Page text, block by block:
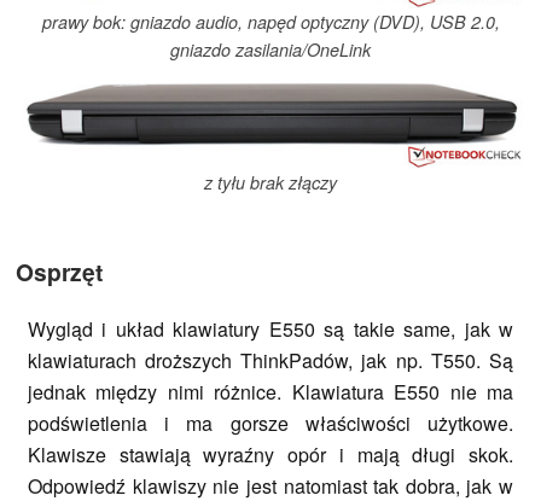
prawy bok: gniazdo audio, napęd optyczny (DVD), USB 2.0,
gniazdo zasilania/OneLink
z tyłu brak złączy
Osprzęt
Wygląd i układ klawiatury E550 są takie same, jak w
klawiaturach droższych ThinkPadów, jak np. T550. Są
jednak między nimi różnice. Klawiatura E550 nie ma
podświetlenia i ma gorsze właściwości użytkowe.
Klawisze stawiają wyraźny opór i mają długi skok.
Odpowiedź klawiszy nie jest natomiast tak dobra, jak w